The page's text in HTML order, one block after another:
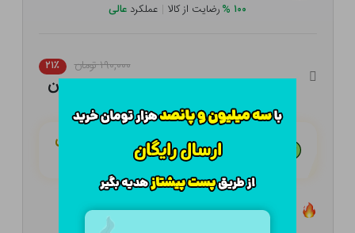
۱۰۰ %رضایت از کالا | عملکرد عالی
۱۹۰,۰۰۰ تومان ۲۱٪
۱۵۰,۱۰۰ تومان
هـر قسط با تــرب‌پــی:
تعداد ۰ عدد در انبار موجود است